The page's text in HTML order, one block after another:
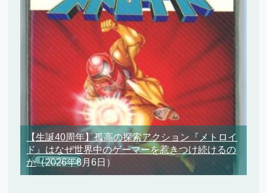
【生誕40周年】孤高の探索アクション『メトロイ
ド』はなぜ世界中のゲーマーを惹きつけ続けるの
か（2026年8月6日）